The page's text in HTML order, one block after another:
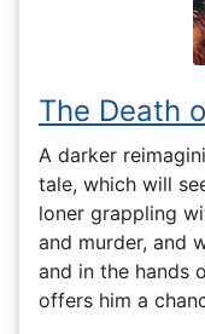
The Death
A darker
tale, which will
loner grappling
and murder, and
and in the hands
offers him a